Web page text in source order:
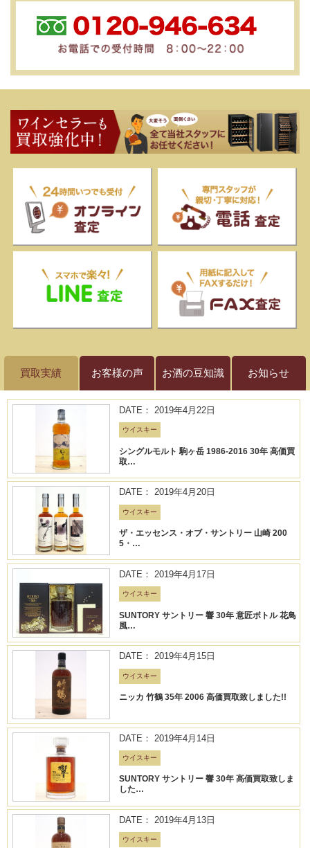
買取実績 お客様の声 お酒の豆知識 お知らせ
DATE： 2019年4月22日
ウイスキー
シングルモルト 駒ヶ岳 1986-2016 30年 高価買
取…
DATE： 2019年4月20日
ウイスキー
ザ・エッセンス・オブ・サントリー 山崎 200
5・…
DATE： 2019年4月17日
ウイスキー
SUNTORY サントリー 響 30年 意匠ボトル 花鳥
風…
DATE： 2019年4月15日
ウイスキー
ニッカ 竹鶴 35年 2006 高価買取致しました!!
DATE： 2019年4月14日
ウイスキー
SUNTORY サントリー 響 30年 高価買取致しま
した…
DATE： 2019年4月13日
ウイスキー